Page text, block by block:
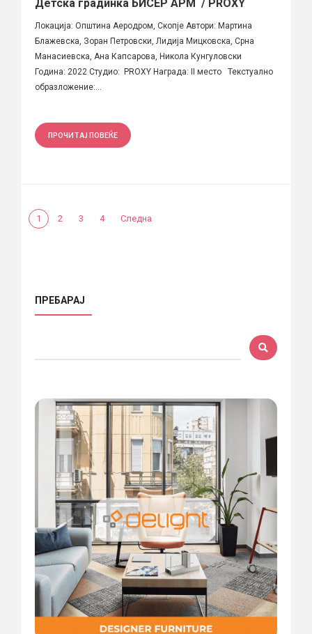
Детска градинка БИСЕР АРМ / PROXY
Локација: Општина Аеродром, Скопје Автори: Мартина
Блажевска, Зоран Петровски, Лидија Мицковска, Срна
Манасиевска, Ана Капсарова, Никола Кунгуловски
Година: 2022 Студио: PROXY Награда: II место Текстуално
образложение:...
ПРОЧИТАЈ ПОВЕЌЕ
1 2 3 4 Следна
ПРЕБАРАЈ